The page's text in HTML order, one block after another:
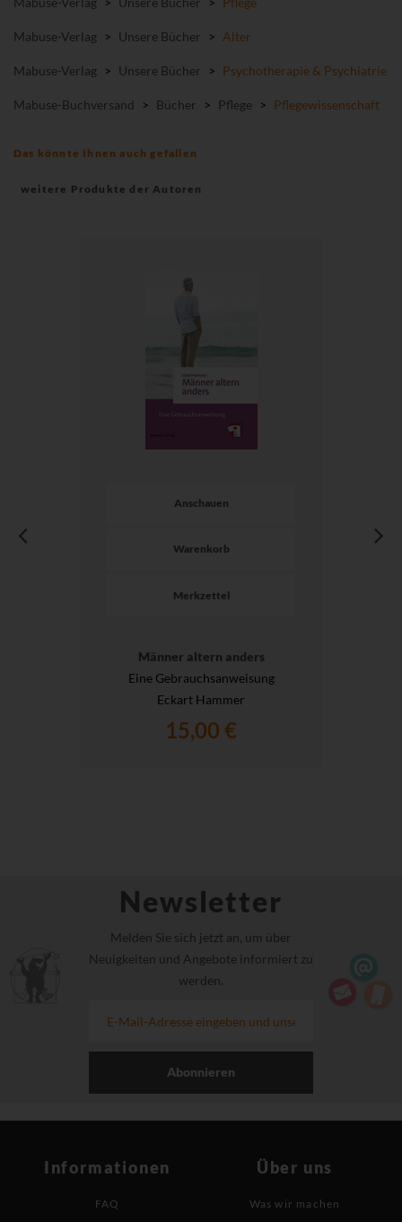
Mabuse-Verlag > Unsere Bücher > Alter
Mabuse-Verlag > Unsere Bücher > Psychotherapie & Psychiatrie
Mabuse-Buchversand > Bücher > Pflege > Pflegewissenschaft
Das könnte Ihnen auch gefallen
weitere Produkte der Autoren
Anschauen
Warenkorb
Merkzettel
Männer altern anders
Eine Gebrauchsanweisung
Eckart Hammer
15,00 €
Newsletter
Melden Sie sich jetzt an, um über
Neuigkeiten und Angebote informiert zu
werden.
Abonnieren
Informationen
FAQ
Über uns
Was wir machen